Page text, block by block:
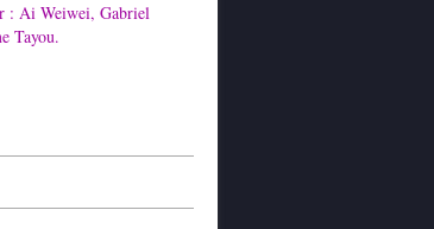
: Ai Weiwei, Gabriel
Tayou.